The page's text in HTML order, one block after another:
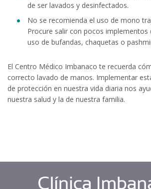
de ser lavados y desinfectados.
No se recomienda el uso de mono
Procure salir con pocos implementos
uso de bufandas, chaquetas o
El Centro Médico Imbanaco te recuerda
correcto lavado de manos. Implementar
de protección en nuestra vida diaria nos
nuestra salud y la de nuestra familia.